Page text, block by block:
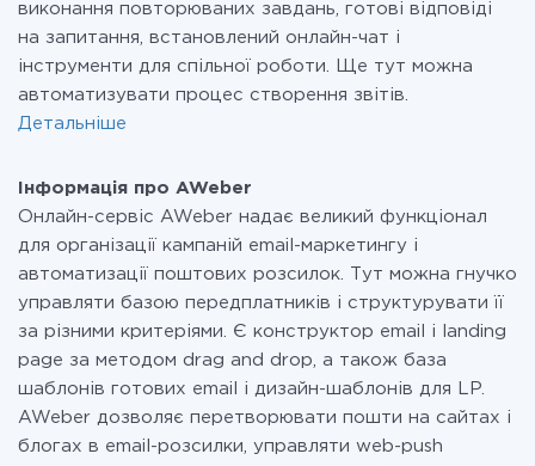
виконання повторюваних завдань, готові відповіді
на запитання, встановлений онлайн-чат і
інструменти для спільної роботи. Ще тут можна
автоматизувати процес створення звітів.
Детальніше
Інформація про AWeber
Онлайн-сервіс AWeber надає великий функціонал
для організації кампаній email-маркетингу і
автоматизації поштових розсилок. Тут можна гнучко
управляти базою передплатників і структурувати її
за різними критеріями. Є конструктор email і landing
page за методом drag and drop, а також база
шаблонів готових email і дизайн-шаблонів для LP.
AWeber дозволяє перетворювати пошти на сайтах і
блогах в email-розсилки, управляти web-push